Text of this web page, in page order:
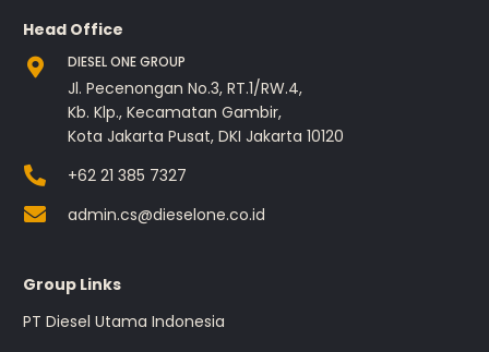
Head Office
DIESEL ONE GROUP
Jl. Pecenongan No.3, RT.1/RW.4,
Kb. Klp., Kecamatan Gambir,
Kota Jakarta Pusat, DKI Jakarta 10120
+62 21 385 7327
admin.cs@dieselone.co.id
Group Links
PT Diesel Utama Indonesia